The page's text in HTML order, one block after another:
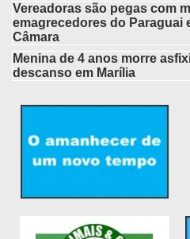
Vereadoras são pegas com
emagrecedores do Paraguai
Câmara
Menina de 4 anos morre
descanso em Marília